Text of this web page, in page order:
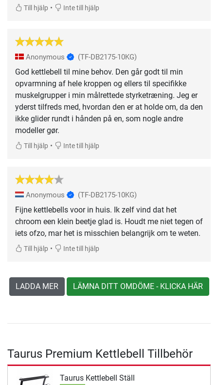
Till hjälp • Inte till hjälp
Anonymous (TF-DB2175-10KG)
God kettlebell til mine behov. Den går godt til min
opvarmning af hele kroppen og ellers til specifikke
muskelgrupper i min målrettede styrketræning. Jeg er
yderst tilfreds med, hvordan den er at holde om, da den
ikke glider rundt i hånden på en, som nogle andre
modeller gør.
Till hjälp • Inte till hjälp
Anonymous (TF-DB2175-10KG)
Fijne kettlebells voor in huis. Ik zelf vind dat het
chroom een klein beetje glad is. Houdt me niet tegen of
iets ofzo, mar het is misschien belangrijk om te weten.
Till hjälp • Inte till hjälp
LADDA MER LÄMNA DITT OMDÖME - KLICKA HÄR
Taurus Premium Kettlebell Tillbehör
Taurus Kettlebell Ställ